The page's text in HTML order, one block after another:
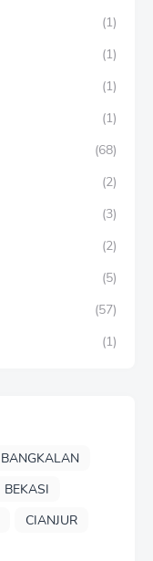
(1)
(1)
(1)
(1)
(68)
(2)
(3)
(2)
(5)
(57)
(1)
BANGKALAN
BEKASI
CIANJUR